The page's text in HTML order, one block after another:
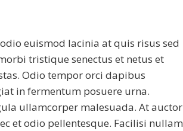
euismod lacinia at quis risus sed
tristique senectus et netus et
Odio tempor orci dapibus
in fermentum posuere urna.
ullamcorper malesuada. At auctor
et odio pellentesque. Facilisi nullam